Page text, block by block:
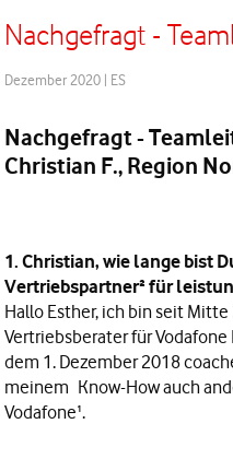
Nachgefragt -
Dezember 2020 | ES
Nachgefragt -
Christian F., Region
1. Christian, wie lange bist
Vertriebspartner² für
Hallo Esther, ich bin seit
Vertriebsberater für
dem 1. Dezember 2018
meinem Know-How auch
Vodafone¹.